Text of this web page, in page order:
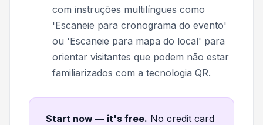
com instruções multilíngues como
'Escaneie para cronograma do evento'
ou 'Escaneie para mapa do local' para
orientar visitantes que podem não estar
familiarizados com a tecnologia QR.
Start now — it's free. No credit card